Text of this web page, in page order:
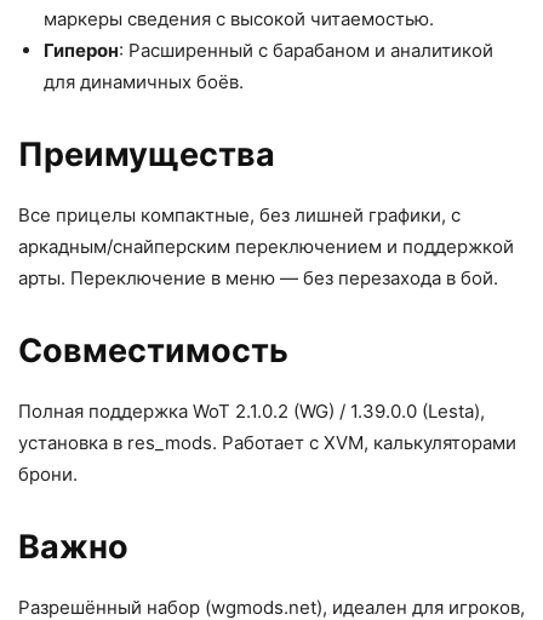
маркеры сведения с высокой читаемостью.
Гиперон: Расширенный с барабаном и аналитикой
для динамичных боёв.​
Преимущества
Все прицелы компактные, без лишней графики, с
аркадным/снайперским переключением и поддержкой
арты. Переключение в меню — без перезахода в бой.​
Совместимость
Полная поддержка WoT 2.1.0.2 (WG) / 1.39.0.0 (Lesta),
установка в res_mods. Работает с XVM, калькуляторами
брони.​
Важно
Разрешённый набор (wgmods.net), идеален для игроков,